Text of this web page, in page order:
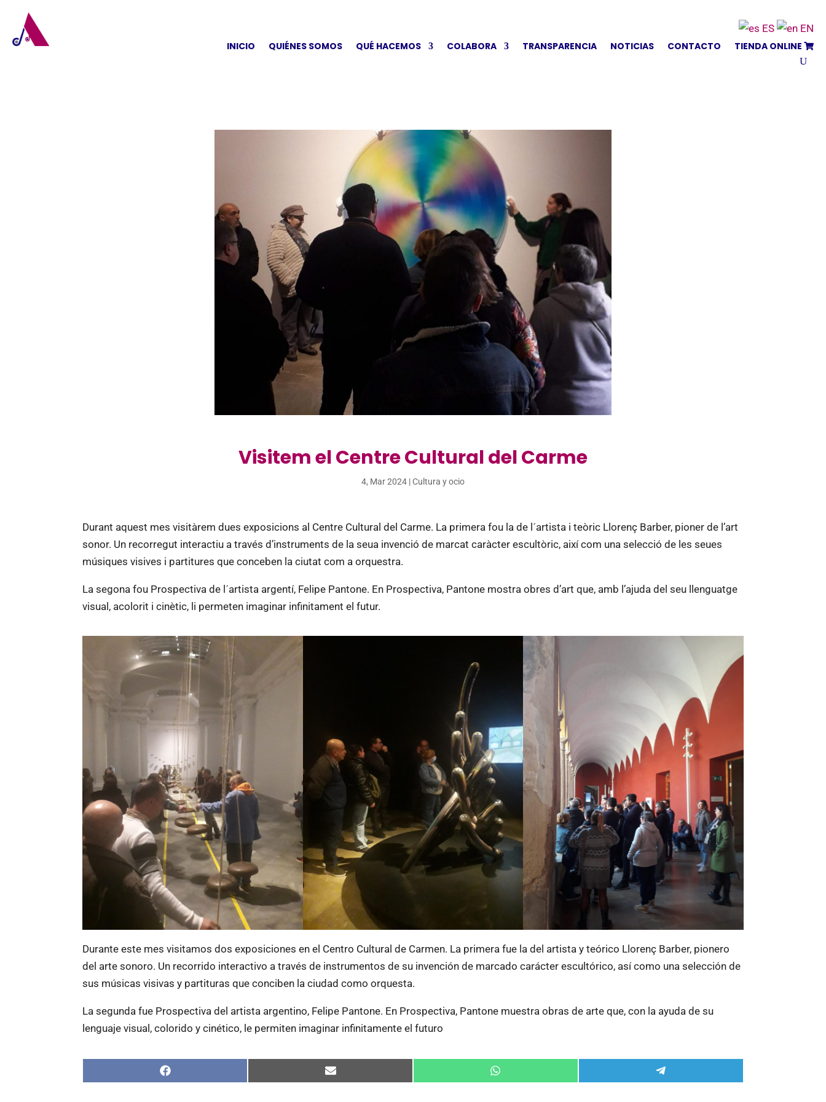
ES
EN
INICIO
QUIÉNES SOMOS QUÉ HACEMOS COLABORA TRANSPARENCIA NOTICIAS CONTACTO TIENDA ONLINE
Visitem el Centre Cultural del Carme
4, Mar 2024 |Cultura y ocio
Durant aquest mes visitàrem dues exposicions al Centre Cultural del Carme. La primera fou la de l´artista i teòric Llorenç Barber, pioner de l’art
sonor. Un recorregut interactiu a través d’instruments de la seua invenció de marcat caràcter escultòric, així com una selecció de les seues
músiques visives i partitures que conceben la ciutat com a orquestra.
La segona fou Prospectiva de l´artista argentí, Felipe Pantone. En Prospectiva, Pantone mostra obres d’art que, amb l’ajuda del seu llenguatge
visual, acolorit i cinètic, li permeten imaginar infinitament el futur.
Durante este mes visitamos dos exposiciones en el Centro Cultural de Carmen. La primera fue la del artista y teórico Llorenç Barber, pionero
del arte sonoro. Un recorrido interactivo a través de instrumentos de su invención de marcado carácter escultórico, así como una selección de
sus músicas visivas y partituras que conciben la ciudad como orquesta.
La segunda fue Prospectiva del artista argentino, Felipe Pantone. En Prospectiva, Pantone muestra obras de arte que, con la ayuda de su
lenguaje visual, colorido y cinético, le permiten imaginar infinitamente el futuro
Compartir
en
Compartir
en
Compartir
en
Compartir
en